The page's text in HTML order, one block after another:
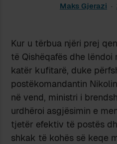
Maks Gjerazi
Kur u tërbua njëri prej
të Qishëqafës dhe
katër kufitarë, duke
postëkomandantin
në vend, ministri i
urdhëroi asgjësimin e
tjetër efektiv të postës
shkak të kohës së keqe